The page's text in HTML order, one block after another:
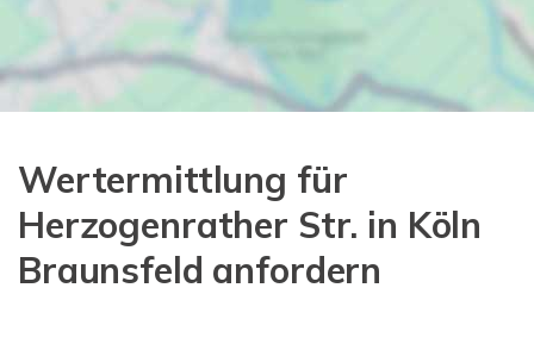
Wertermittlung für
Herzogenrather Str. in Köln
Braunsfeld anfordern